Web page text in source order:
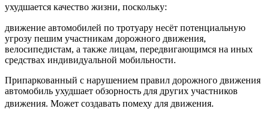
ухудшается качество жизни, поскольку:
движение автомобилей по тротуару несёт потенциальную
угрозу пешим участникам дорожного движения,
велосипедистам, а также лицам, передвигающимся на иных
средствах индивидуальной мобильности.
Припаркованный с нарушением правил дорожного движения
автомобиль ухудшает обзорность для других участников
движения. Может создавать помеху для движения.